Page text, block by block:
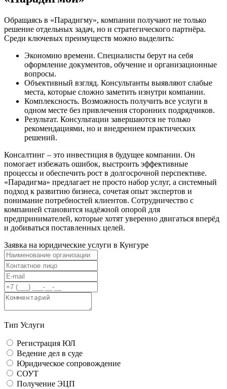
Обращаясь в «Парадигму», компании получают не только
решение отдельных задач, но и стратегического партнёра.
Среди ключевых преимуществ можно выделить:
Экономию времени. Специалисты берут на себя
оформление документов, обучение и организационные
вопросы.
Объективный взгляд. Консультанты выявляют слабые
места, которые сложно заметить изнутри компании.
Комплексность. Возможность получить все услуги в
одном месте без привлечения сторонних подрядчиков.
Результат. Консультации завершаются не только
рекомендациями, но и внедрением практических
решений.
Консалтинг – это инвестиция в будущее компании. Он
помогает избежать ошибок, выстроить эффективные
процессы и обеспечить рост в долгосрочной перспективе.
«Парадигма» предлагает не просто набор услуг, а системный
подход к развитию бизнеса, сочетая опыт экспертов и
понимание потребностей клиентов. Сотрудничество с
компанией становится надёжной опорой для
предпринимателей, которые хотят уверенно двигаться вперёд
и добиваться поставленных целей.
Заявка на юридические услуги в Кунгуре
Тип Услуги
Регистрация ЮЛ
Ведение дел в суде
Юридическое сопровождение
СОУТ
Получение ЭЦП